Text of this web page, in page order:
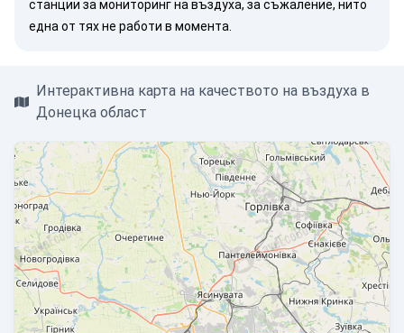
станции за мониторинг на въздуха, за съжаление, нито
една от тях не работи в момента.
Интерактивна карта на качеството на въздуха в
Донецка област